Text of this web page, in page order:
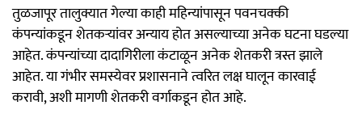
तुळजापूर तालुक्यात गेल्या काही महिन्यांपासून पवनचक्की
कंपन्यांकडून शेतकऱ्यांवर अन्याय होत असल्याच्या अनेक घटना घडल्या
आहेत. कंपन्यांच्या दादागिरीला कंटाळून अनेक शेतकरी त्रस्त झाले
आहेत. या गंभीर समस्येवर प्रशासनाने त्वरित लक्ष घालून कारवाई
करावी, अशी मागणी शेतकरी वर्गाकडून होत आहे.